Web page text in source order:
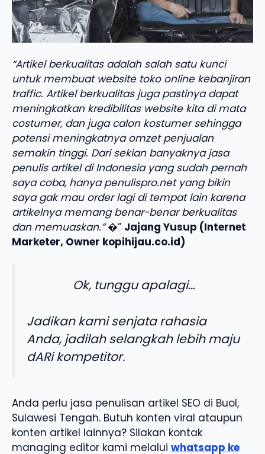
“Artikel berkualitas adalah salah satu kunci
untuk membuat website toko online kebanjiran
traffic. Artikel berkualitas juga pastinya dapat
meningkatkan kredibilitas website kita di mata
costumer, dan juga calon kostumer sehingga
potensi meningkatnya omzet penjualan
semakin tinggi. Dari sekian banyaknya jasa
penulis artikel di Indonesia yang sudah pernah
saya coba, hanya penulispro.net yang bikin
saya gak mau order lagi di tempat lain karena
artikelnya memang benar-benar berkualitas
dan memuaskan.”�” Jajang Yusup (Internet
Marketer, Owner kopihijau.co.id)
Ok, tunggu apalagi…
Jadikan kami senjata rahasia
Anda, jadilah selangkah lebih maju
dARi kompetitor.
Anda perlu jasa penulisan artikel SEO di Buol,
Sulawesi Tengah. Butuh konten viral ataupun
konten artikel lainnya? Silakan kontak
managing editor kami melalui whatsapp ke